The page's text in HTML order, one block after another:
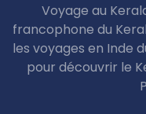
Voyage au
francophone du
les voyages en Inde
pour découvrir le